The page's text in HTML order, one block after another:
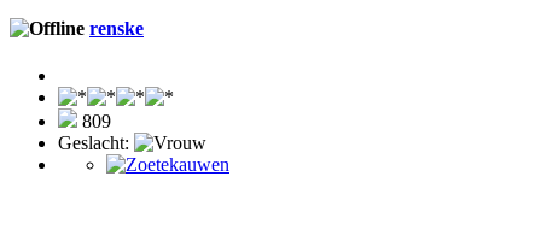
renske
809
Geslacht: